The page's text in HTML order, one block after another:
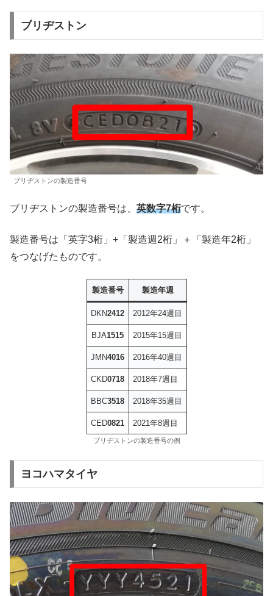
ブリヂストン
ブリヂストンの製造番号
ブリヂストンの製造番号は、 英数字7桁です。
製造番号は「英字3桁」+「製造週2桁」＋「製造年2桁」
をつなげたものです。
製造番号 製造年週
DKN2412 2012年24週目
BJA1515 2015年15週目
JMN4016 2016年40週目
CKD0718 2018年7週目
BBC3518 2018年35週目
CED0821 2021年8週目
ブリヂストンの製造番号の例
ヨコハマタイヤ